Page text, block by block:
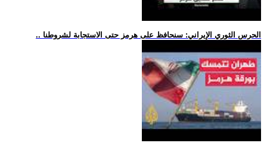
.. الحرس الثوري الإيراني: سنحافظ على هرمز حتى الاستجابة لشروطنا